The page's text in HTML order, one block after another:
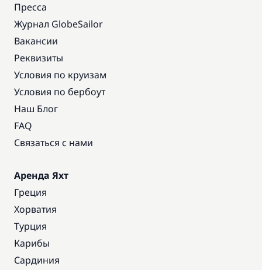
Пресса
Журнал GlobeSailor
Вакансии
Реквизиты
Условия по круизам
Условия по бербоут
Наш Блог
FAQ
Связаться с нами
Аренда Яхт
Греция
Хорватия
Турция
Карибы
Сардиния